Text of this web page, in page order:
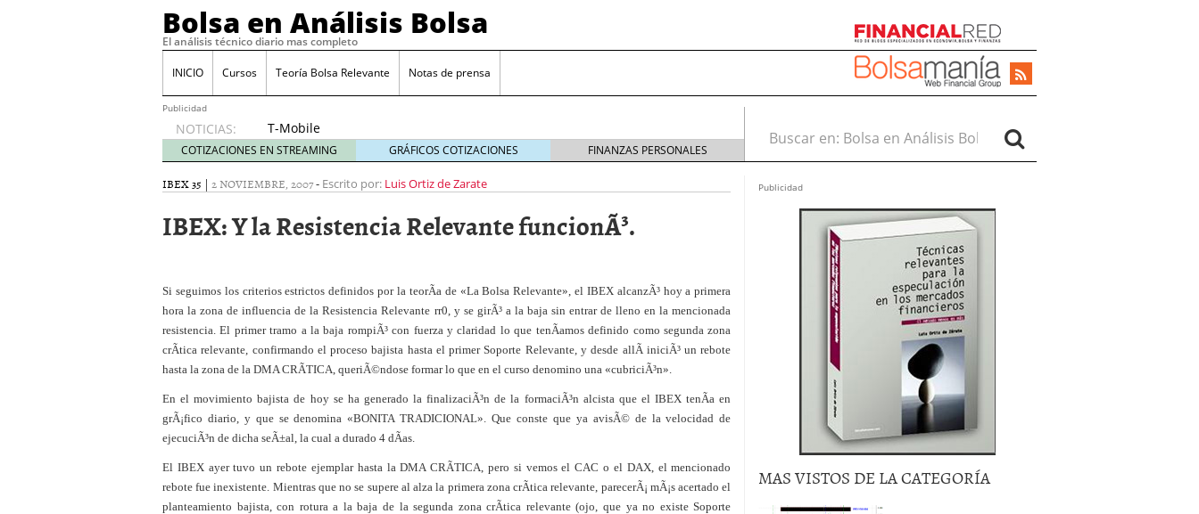
Bolsa en Análisis Bolsa
El análisis técnico diario mas completo
INICIO Cursos Teoría Bolsa Relevante Notas de prensa
Publicidad
NOTICIAS:
T-Mobile
acuerda
pagar
315
de
dólares
de datos
30/09/2024
Acciones de Nvidia suben impulsadas por la inteligencia artificial
25/09/2024
Cuidado con estos tres sesgos si estás empezando a invertir 20/09/2024
El BCE recorta los tipos de interés clave en septiembre para reducir la
volatilidad 12/09/2024
¿Es buen momento para volver al oro en lo que queda de 2024? 02/09/2024
COTIZACIONES EN STREAMING GRÁFICOS COTIZACIONES FINANZAS PERSONALES
Buscar en:
IBEX 35 | 2 NOVIEMBRE, 2007- Escrito por: Luis Ortiz de Zarate
IBEX: Y la Resistencia Relevante funcionÃ³.
Si seguimos los criterios estrictos definidos por la teorÃ­a de «La Bolsa Relevante», el IBEX alcanzÃ³ hoy a primera
hora la zona de influencia de la Resistencia Relevante rr0, y se girÃ³ a la baja sin entrar de lleno en la mencionada
resistencia. El primer tramo a la baja rompiÃ³ con fuerza y claridad lo que tenÃ­amos definido como segunda zona
crÃ­tica relevante, confirmando el proceso bajista hasta el primer Soporte Relevante, y desde allÃ­ iniciÃ³ un rebote
hasta la zona de la DMA CRÃTICA, queriÃ©ndose formar lo que en el curso denomino una «cubriciÃ³n».
En el movimiento bajista de hoy se ha generado la finalizaciÃ³n de la formaciÃ³n alcista que el IBEX tenÃ­a en
grÃ¡fico diario, y que se denomina «BONITA TRADICIONAL». Que conste que ya avisÃ© de la velocidad de
ejecuciÃ³n de dicha seÃ±al, la cual a durado 4 dÃ­as.
El IBEX ayer tuvo un rebote ejemplar hasta la DMA CRÃTICA, pero si vemos el CAC o el DAX, el mencionado
rebote fue inexistente. Mientras que no se supere al alza la primera zona crÃ­tica relevante, parecerÃ¡ mÃ¡s acertado el
planteamiento bajista, con rotura a la baja de la segunda zona crÃ­tica relevante (ojo, que ya no existe Soporte
Publicidad
MAS VISTOS DE LA CATEGORÍA